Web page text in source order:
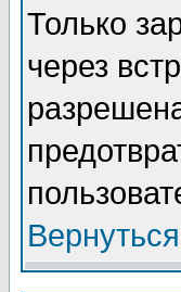
Только
через